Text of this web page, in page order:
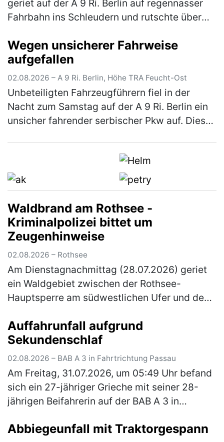
geriet auf der A 9 Ri. Berlin auf regennasser
Fahrbahn ins Schleudern und rutschte über
einem auf dem rechte… (mehr)
Wegen unsicherer Fahrweise
aufgefallen
02.08.2026 – A 9 Ri. Berlin, Höhe TRA Feucht-Ost
Unbeteiligten Fahrzeugführern fiel in der
Nacht zum Samstag auf der A 9 Ri. Berlin ein
unsicher fahrender serbischer Pkw auf. Dieser
Waldbrand am Rothsee -
Kriminalpolizei bittet um
Zeugenhinweise
02.08.2026 – Rothsee
Am Dienstagnachmittag (28.07.2026) geriet
ein Waldgebiet zwischen der Rothsee-
Hauptsperre am südwestlichen Ufer und dem
Kriminalpolizei Schwabach hat die
Ermittlungen zu…(mehr)
Auffahrunfall aufgrund
Sekundenschlaf
02.08.2026 – BAB A 3 in Fahrtrichtung Passau
Am Freitag, 31.07.2026, um 05:49 Uhr befand
sich ein 27-jähriger Grieche mit seiner 28-
jährigen Beifahrerin auf der BAB A 3 in
der Anschlussstelle Wörth-O…(mehr)
Abbiegeunfall mit Traktorgespann